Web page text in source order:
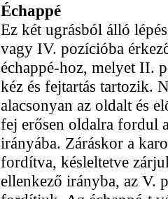
Échappé
Ez két ugrásból álló
vagy IV. pozícióba
échappé-hoz, melyet II.
kéz és fejtartás tartozik.
alacsonyan az oldalt és
fej erősen oldalra fordul
irányába. Záráskor a
fordítva, késleltetve
ellenkező irányba, az V.